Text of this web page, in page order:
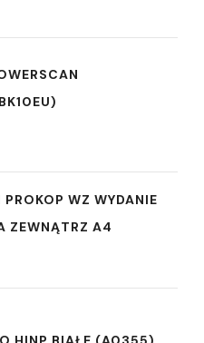
WZ WYDANIE
ZEWNĄTRZ A4